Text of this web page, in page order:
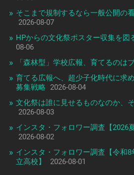
そこまで規制するなら一般公開の
2026-08-07
HPからの文化祭ポスター収集を図
08-06
「森林型」学校広報、育てるのは
育てる広報へ、超少子化時代に求
募集戦略
2026-08-04
文化祭は誰に見せるものなのか、
2026-08-03
インスタ・フォロワー調査【2026
2026-08-02
インスタ・フォロワー調査【令和
立高校】
2026-08-01